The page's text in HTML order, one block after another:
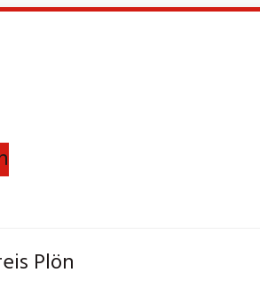
Plön